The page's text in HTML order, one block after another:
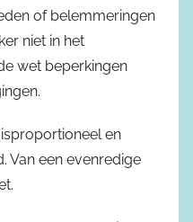
of belemmeringen
niet in het
wet beperkingen
en
Van een evenredige